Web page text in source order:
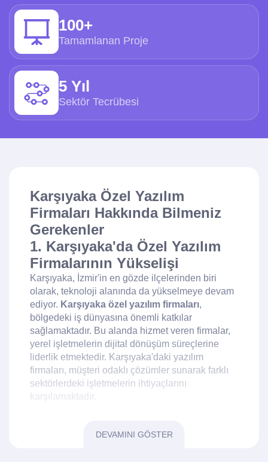
100+
Tamamlanan Proje
5 Yıl
Sektör Tecrübesi
Karşıyaka Özel Yazılım
Firmaları Hakkında Bilmeniz
Gerekenler
1. Karşıyaka'da Özel Yazılım
Firmalarının Yükselişi
Karşıyaka, İzmir'in en gözde ilçelerinden biri
olarak, teknoloji alanında da yükselmeye devam
ediyor. Karşıyaka özel yazılım firmaları,
bölgedeki iş dünyasına önemli katkılar
sağlamaktadır. Bu alanda hizmet veren firmalar,
yerel işletmelerin dijital dönüşüm süreçlerine
liderlik etmektedir. Karşıyaka'daki yazılım
firmaları, müşteri odaklı çözümler sunarak farklı
sektörlerdeki işletmelerin ihtiyaçlarını
karşılamaktadır.
Firmalarının Çalışma Alanları
DEVAMINI GÖSTER